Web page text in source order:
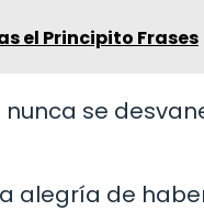
el Principito Frases
se
alegría de